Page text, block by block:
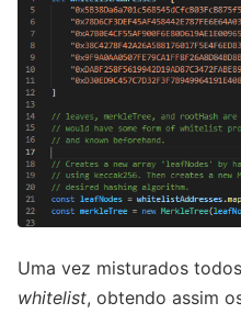
Uma vez misturados
whitelist, obtendo assim